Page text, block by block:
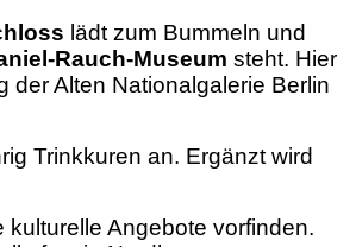
lädt zum Bummeln und
Rauch-Museum steht. Hier
der Alten Nationalgalerie Berlin
Trinkkuren an. Ergänzt wird
Angebote vorfinden.